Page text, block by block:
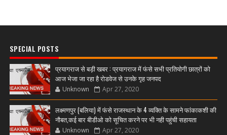
SPECIAL POSTS
प्रयागराज से बड़ी खबर : प्रयागराज में फंसे सभी प्रतियोगी छात्रों को
आज भेजा जा रहा है रोडवेज से उनके गृह जनपद
Unknown Apr 27, 2020
लक्ष्मणपुर (बलिया) में फंसे राजस्थान के 4 व्यक्ति के सामने फांकाकशी की
नौबत,कई बार बीडीओ को सूचित करने पर भी नही पहुंची सहायता
Unknown Apr 27, 2020